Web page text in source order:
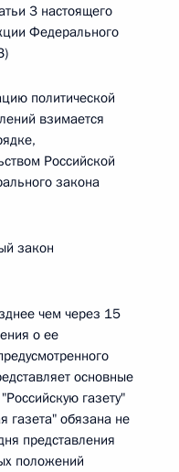
3 настоящего
Федерального
политической
взимается
Российской
закона
закон
чем через 15
о ее
основные
газету"
газета" обязана не
представления
положений